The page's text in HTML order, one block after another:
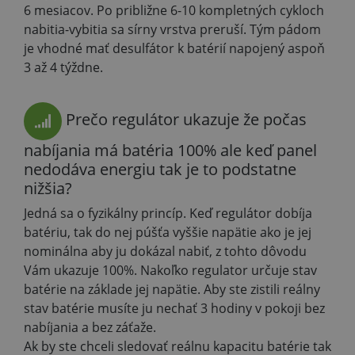
6 mesiacov. Po približne 6-10 kompletných cykloch
nabitia-vybitia sa sírny vrstva preruší. Tým pádom
je vhodné mať desulfátor k batérií napojený aspoň
3 až 4 týždne.
Prečo regulátor ukazuje že počas
nabíjania má batéria 100% ale keď panel
nedodáva energiu tak je to podstatne
nižšia?
Jedná sa o fyzikálny princíp. Keď regulátor dobíja
batériu, tak do nej púšťa vyššie napätie ako je jej
nominálna aby ju dokázal nabiť, z tohto dôvodu
Vám ukazuje 100%. Nakoľko regulator určuje stav
batérie na základe jej napätie. Aby ste zistili reálny
stav batérie musíte ju nechať 3 hodiny v pokoji bez
nabíjania a bez záťaže.
Ak by ste chceli sledovať reálnu kapacitu batérie tak